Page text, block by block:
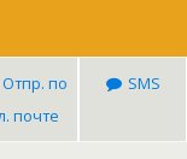
Отпр. по
почте
SMS